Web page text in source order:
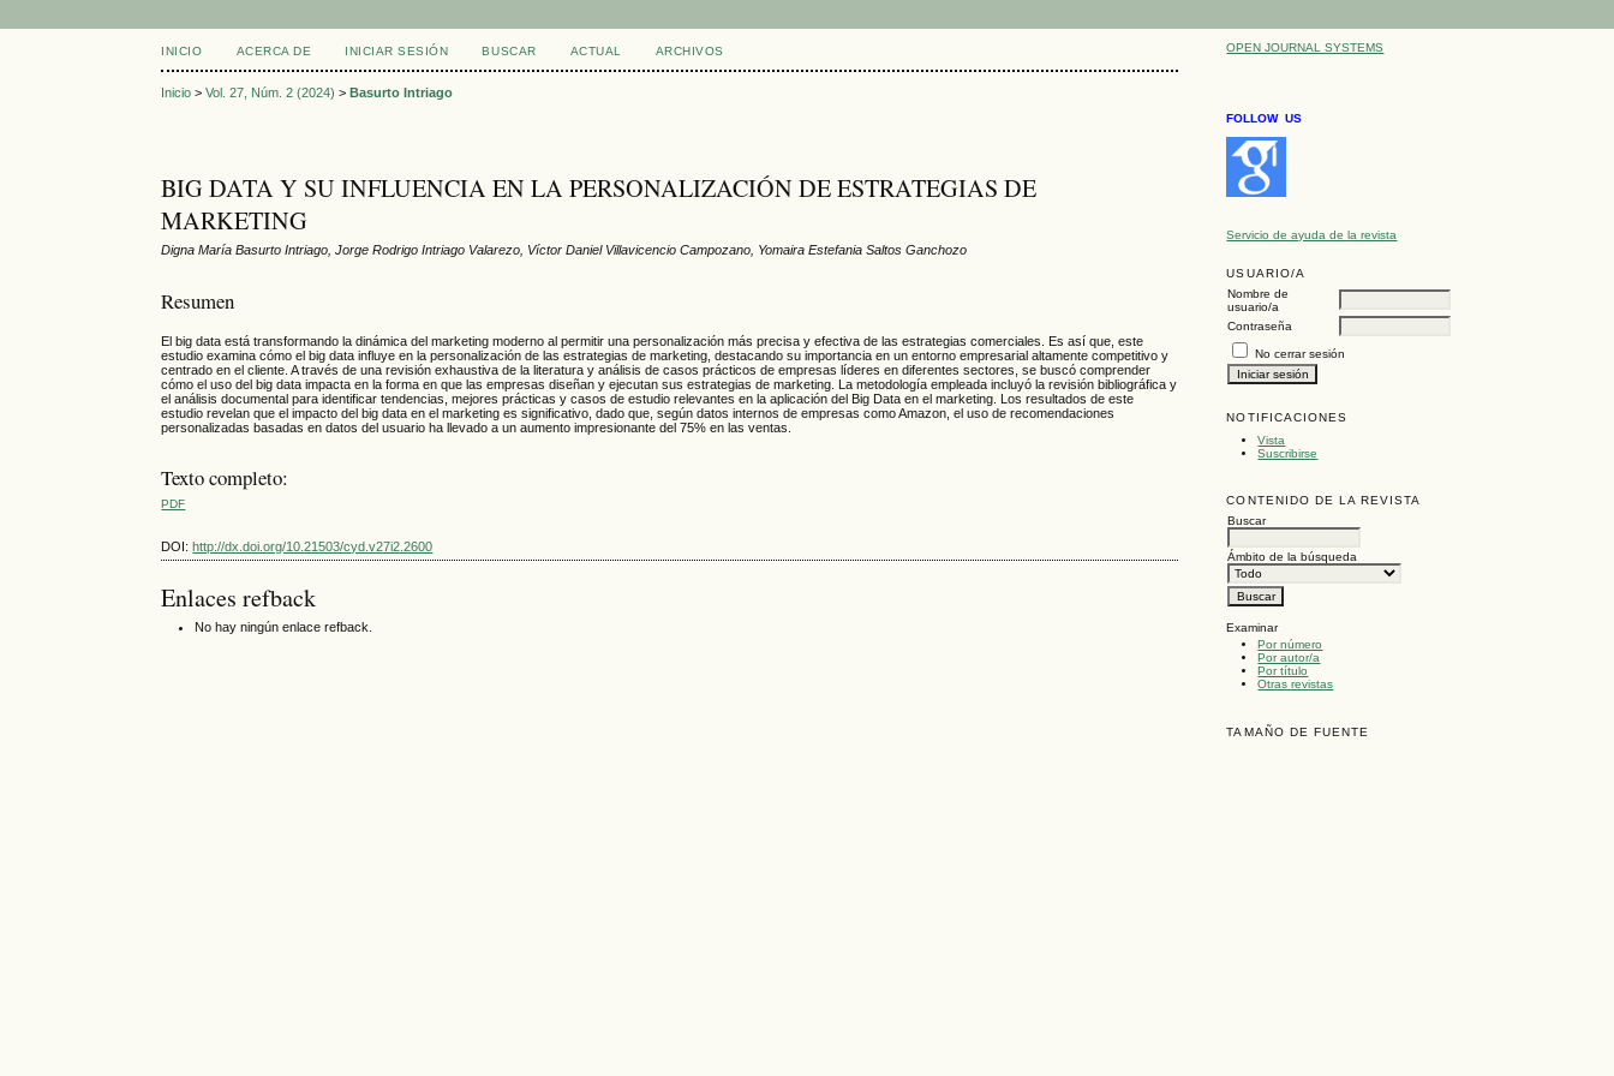
OPEN JOURNAL SYSTEMS
FOLLOW US
Servicio de ayuda de la revista
USUARIO/A
Nombre de
usuario/a
Contraseña
No cerrar sesión
NOTIFICACIONES
Vista
Suscribirse
CONTENIDO DE LA REVISTA
Buscar
Ámbito de la búsqueda
Examinar
Por número
Por autor/a
Por título
Otras revistas
TAMAÑO DE FUENTE
INICIO ACERCA DE INICIAR SESIÓN BUSCAR ACTUAL ARCHIVOS
Inicio >Vol. 27, Núm. 2 (2024) >Basurto Intriago
BIG DATA Y SU INFLUENCIA EN LA PERSONALIZACIÓN DE ESTRATEGIAS DE
MARKETING
Digna María Basurto Intriago, Jorge Rodrigo Intriago Valarezo, Víctor Daniel Villavicencio Campozano, Yomaira Estefania Saltos Ganchozo
Resumen
El big data está transformando la dinámica del marketing moderno al permitir una personalización más precisa y efectiva de las estrategias comerciales. Es así que, este
estudio examina cómo el big data influye en la personalización de las estrategias de marketing, destacando su importancia en un entorno empresarial altamente competitivo y
centrado en el cliente. A través de una revisión exhaustiva de la literatura y análisis de casos prácticos de empresas líderes en diferentes sectores, se buscó comprender
cómo el uso del big data impacta en la forma en que las empresas diseñan y ejecutan sus estrategias de marketing. La metodología empleada incluyó la revisión bibliográfica y
el análisis documental para identificar tendencias, mejores prácticas y casos de estudio relevantes en la aplicación del Big Data en el marketing. Los resultados de este
estudio revelan que el impacto del big data en el marketing es significativo, dado que, según datos internos de empresas como Amazon, el uso de recomendaciones
personalizadas basadas en datos del usuario ha llevado a un aumento impresionante del 75% en las ventas.
Texto completo:
PDF
DOI:http://dx.doi.org/10.21503/cyd.v27i2.2600
Enlaces refback
No hay ningún enlace refback.